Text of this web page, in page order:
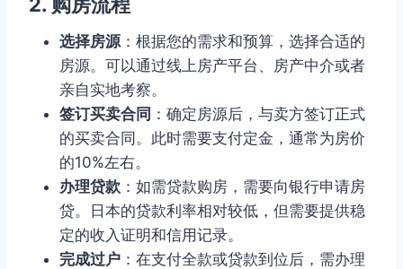
选择房源 ：根据您的需求和预算，选择合适的
房源。可以通过线上房产平台、房产中介或者
亲自实地考察。
签订买卖合同 ：确定房源后，与卖方签订正式
的买卖合同。此时需要支付定金，通常为房价
的10%左右。
办理贷款 ：如需贷款购房，需要向银行申请房
贷。日本的贷款利率相对较低，但需要提供稳
定的收入证明和信用记录。
完成过户 ：在支付全款或贷款到位后，需办理